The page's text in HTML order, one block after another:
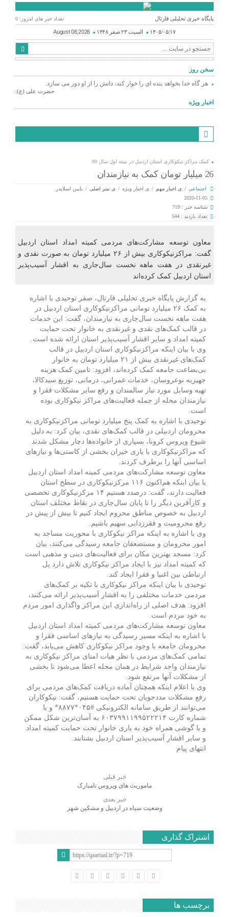
پایگاه خبری تحلیلی قارتال تعداد خبر های امروز: 0
۱۴۰۵/۰۵/۱۷ السبت ۲۳ صفر ۱۴۴۸ August 08,2026
سخن روز
هر گاه خدا بخواهد بنده اي را خوار كند، دانش را از او دور می سازد.
حضرت علی (ع):
اخبار ویژه
کمک مراکز نیکوکاری استان اردبیل در نیمه اول سال 99
26 میلیار تومان کمک به نیازمندان
اجتماعی / ی اخبار مهم / ی اخبار ویژه / ی تیتر اصلی / یایین اسلایدر
2020-11-05
شناسه خبر : 719
تعداد بازدید : 544
معاون توسعه مشارکت‌های مردمی کمیته امداد استان اردبیل
گفت: مراکزنیکوکاری بیش از ۲۶ میلیارد تومان به صورت نقدی و
غیرنقدی در هفت ماهه نخست سال‌جاری به اقشار آسیب‌پذیر
استان اردبیل کمک کرده‌اند
به گزارش پایگاه خبری تحلیلی قارتال، صفر توحیدی با اشاره
به کمک ۲۶ میلیارد تومانی مراکزنیکوکاری استان اردبیل در
هفت ماهه نخست سال‌جاری به نیازمندان، گفت: این خدمات
در قالب کمک‌های نقدی و غیرنقدی به خانوار تحت حمایت
کمیته امداد و سایر اقشار آسیب‌پذیر استان ارائه شده است.
وی با بیان اینکه مراکزنیکوکاری استان اردبیل در قالب
کمک‌های غیرنقدی بیش از ۲۱ میلیارد تومان به خانوار
بی‌بضاعت جامعه کمک کرده‌اند، افزود: تامین کمک هزینه
جهیزیه نوعروسان، خدمات عمرانی، درمانی، توزیع سبدکالا،
تهیه وسایل مورد نیاز سالمندان و رفع سایر مشکلات فقرا و
نیازمندان محله از جمله فعالیت‌های مراکز نیکوکاری بوده
است.
توحیدی با اشاره به کمک پنج میلیارد تومانی مراکزنیکوکاری به
محرومان اردبیلی در قالب کمک‌های نقدی، بیان کرد: به دلیل
شیوع ویروس کرونا، بسیاری از خانواده‌ها دچار مشکل شدند
که مراکزنیکوکاری با یاری خیران بخشی از کاستی‌ها و نیازهای
اساسی آنها را برطرف کردند.
معاون توسعه مشارکت‌های مردمی کمیته‌ امداد استان اردبیل
با بیان اینکه هم‌اکنون ۱۱۶ مرکزنیکوکاری در سطح استان
فعالیت دارند، گفت: درصدد هستیم ۱۴ مرکزنیکوکاری تخصصی
و کارآفرین دیگر را تا پایان سال‌جاری در نقاط مختلف استان
اردبیل به خصوص مناطق محروم ایجاد کنیم تا بیش از پیش در
رفع محرومیت و فقرزدایی سهیم باشیم.
وی با اشاره به اینکه مراکز نیکوکاری با محوریت مساجد به
امور محرومان و مستضعفان جامعه رسیدگی می‌کنند، بیان
کرد: مسجد بهترین مکان برای فعالیت‌های دینی و مذهبی است
که کمیته امداد نیز با ایجاد مراکز نیکوکاری تلاش دارد پل
ارتباطی بین اغنیا و فقرا ایجاد کند.
توحیدی با بیان اینکه مراکز نیکوکاری با تکیه بر کمک‌های
مردمی خدمات مختلفی را به اقشار آسیب‌پذیر ارائه می‌کنند،
افزود: هدف اصلی از راه‌اندازی این مراکز واگذاری امور مردم
به خود مردم است.
معاون توسعه مشارکت‌های مردمی کمیته‌ امداد استان اردبیل
با اشاره به اینکه مسیر رسیدگی به نیازهای اساسی فقرا و
محرومان جامعه با وجود مراکز نیکوکاری کاهش می‌یابد، گفت:
تمامی کمک‌های مردمی با نظر هیات امنای مراکز نیکوکاری به
نیازمندان واجد شرایط در همان محله اعطا می‌شود تا بخشی
از مشکلات آنها مرتفع شود.
وی با اعلام اینکه همچنان آماده دریافت کمک‌های مردمی برای
رفع مشکلات مددجویان تحت حمایت هستیم، گفت: نیکوکاران
می‌توانند از طریق سامانه الکترونیکی #۰۴۵*۸۸۷۷* و یا
شماره کارت ۶۰۳۷۹۹۱۱۹۹۵۲۲۲۱۴ به آسان‌ترین شکل ممکن
و با گوشی همراه خود به یاری خانوار تحت حمایت کمیته امداد
و سایر اقشار آسیب‌پذیر استان اردبیل بشتابند.
انتهای پیام
خبر قبلی
ماموریت های ویروس نامبارک
خبر بعدی
وضعیت سیاه در اردبیل و مشکین شهر
اشتراک گذاری
برچسب ها